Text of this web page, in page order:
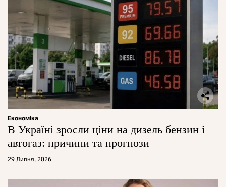
Економіка
В Україні зросли ціни на дизель бензин і
автогаз: причини та прогнози
29 Липня, 2026